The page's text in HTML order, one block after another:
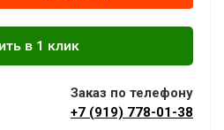
Заказ по телефону
+7 (919) 778-01-38